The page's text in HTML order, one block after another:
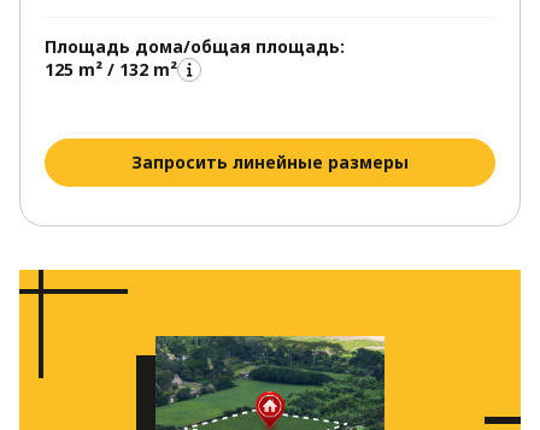
Площадь дома/общая площадь:
125 m² / 132 m²
Запросить линейные размеры